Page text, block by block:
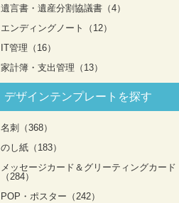
遺言書・遺産分割協議書（4）
エンディングノート（12）
IT管理（16）
家計簿・支出管理（13）
デザインテンプレートを探す
名刺（368）
のし紙（183）
メッセージカード＆グリーティングカード
（284）
POP・ポスター（242）